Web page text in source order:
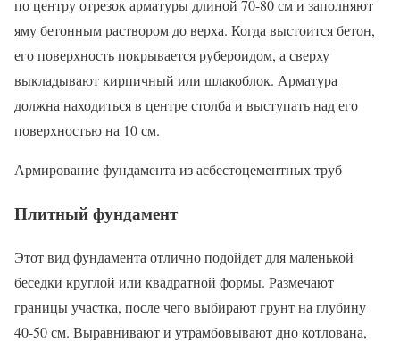
по центру отрезок арматуры длиной 70-80 см и заполняют
яму бетонным раствором до верха. Когда выстоится бетон,
его поверхность покрывается рубероидом, а сверху
выкладывают кирпичный или шлакоблок. Арматура
должна находиться в центре столба и выступать над его
поверхностью на 10 см.
Армирование фундамента из асбестоцементных труб
Плитный фундамент
Этот вид фундамента отлично подойдет для маленькой
беседки круглой или квадратной формы. Размечают
границы участка, после чего выбирают грунт на глубину
40-50 см. Выравнивают и утрамбовывают дно котлована,